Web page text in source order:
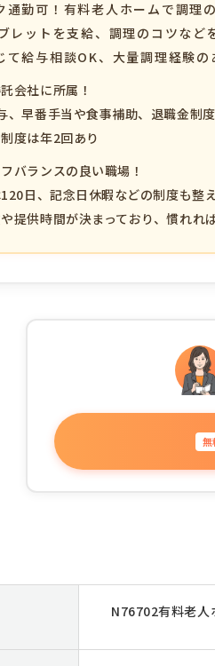
勤可！有料老人ホームで調理
レットを支給、調理のコツなど
て給与相談OK、大量調理経験の
会社に所属！
、早番手当や食事補助、退職金制
度は年2回あり
バランスの良い職場！
日、記念日休暇などの制度も整
提供時間が決まっており、慣れれ
無
N76702有料老人